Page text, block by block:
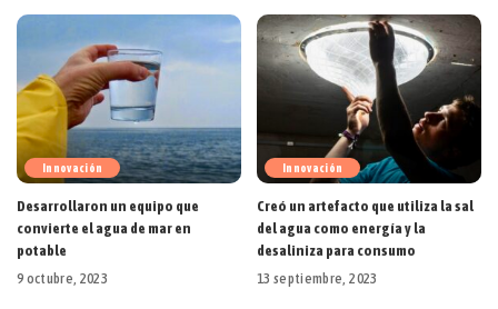
Innovación
Desarrollaron un equipo que
convierte el agua de mar en
potable
9 octubre, 2023
Innovación
Creó un artefacto que utiliza la sal
del agua como energía y la
desaliniza para consumo
13 septiembre, 2023